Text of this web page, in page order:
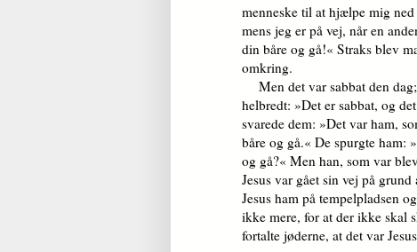
menneske til at hjælpe mig
mens jeg er på vej, når en
din båre og gå!« Straks blev
omkring.
Men det var sabbat den
helbredt: »Det er sabbat, og
svarede dem: »Det var ham,
båre og gå.« De spurgte ham:
og gå?« Men han, som var
Jesus var gået sin vej på
Jesus ham på tempelpladsen
ikke mere, for at der ikke skal
fortalte jøderne, at det var